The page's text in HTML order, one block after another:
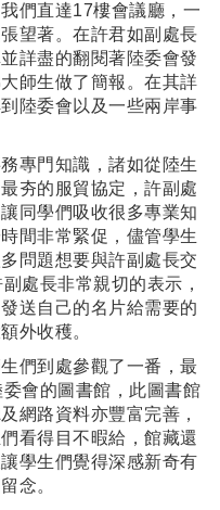
們直達17樓會議廳，一
望著。在許君如副處長
詳盡的翻閱著陸委會發
師生做了簡報。在其詳
陸委會以及一些兩岸事
專門知識，諸如從陸生
夯的服貿協定，許副處
同學們吸收很多專業知
間非常緊促，儘管學生
問題想要與許副處長交
處長非常親切的表示，
送自己的名片給需要的
外收穫。
們到處參觀了一番，最
會的圖書館，此圖書館
網路資料亦豐富完善，
看得目不暇給，館藏還
學生們覺得深感新奇有
念。